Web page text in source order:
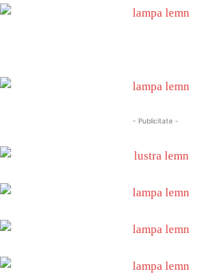
- Publicitate -